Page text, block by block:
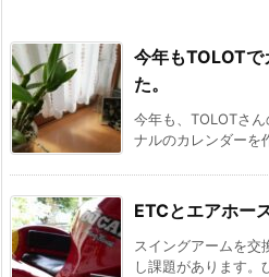
今年もTOLOTで
た。
今年も、TOLOTさ
ナルのカレンダーを
ETCとエアホー
スイングアームを交
し課題があります。